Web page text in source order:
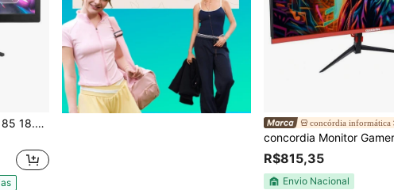
Monitor LED MnBox D-MN185 18.5" 1366X768 5ms Cor Preto
concórdia informática
R$815,35
Envio Nacional